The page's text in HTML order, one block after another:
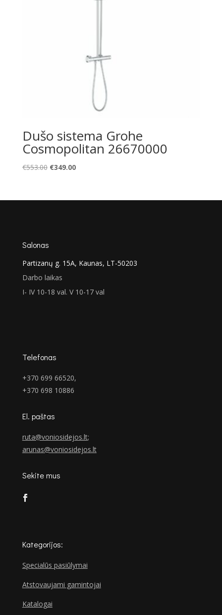
Dušo sistema Grohe
Cosmopolitan 26670000
€553.00 Original
€553.00.
€349.00Current
€349.00.
Salonas
Partizanų g. 15A, Kaunas, LT-50203
Darbo laikas
I- IV 10-18 val. V 10-17 val
Telefonas
+370 699 66520,
+370 698 10886
El. paštas
ruta@voniosidejos.lt;
arunas@voniosidejos.lt
Sekite mus
Kategorijos:
Specialūs pasiūlymai
Atstovaujami gamintojai
Katalogai